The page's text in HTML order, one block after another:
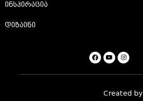
ინსპირაცია
დიზაინი
Created by